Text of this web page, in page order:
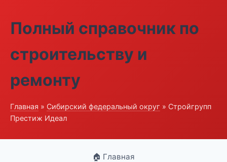
Полный справочник по
строительству и
ремонту
Главная » Сибирский федеральный округ » Стройгрупп
Престиж Идеал
🏠 Главная